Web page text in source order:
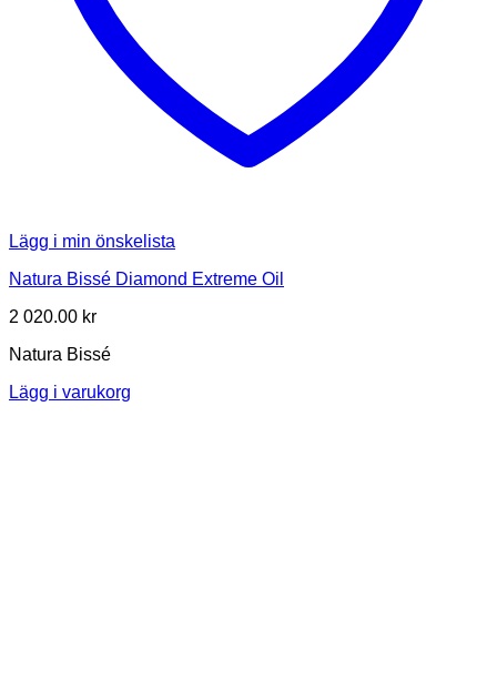
Lägg i min önskelista
Natura Bissé Diamond Extreme Oil
2 020.00 kr
Natura Bissé
Lägg i varukorg